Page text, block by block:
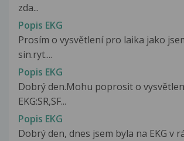
zda...
Popis EKG
Prosím o vysvětlení pro laika jako
sin.ryt....
Popis EKG
Dobrý den.Mohu poprosit o
EKG:SR,SF...
Popis EKG
Dobrý den, dnes jsem byla na EKG v